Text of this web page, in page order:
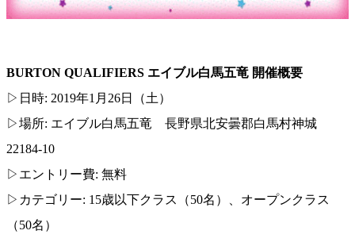
BURTON QUALIFIERS エイブル白馬五竜 開催概要
▷日時: 2019年1月26日（土）
▷場所: エイブル白馬五竜 長野県北安曇郡白馬村神城
22184-10
▷エントリー費: 無料
▷カテゴリー: 15歳以下クラス（50名）、オープンクラス
（50名）